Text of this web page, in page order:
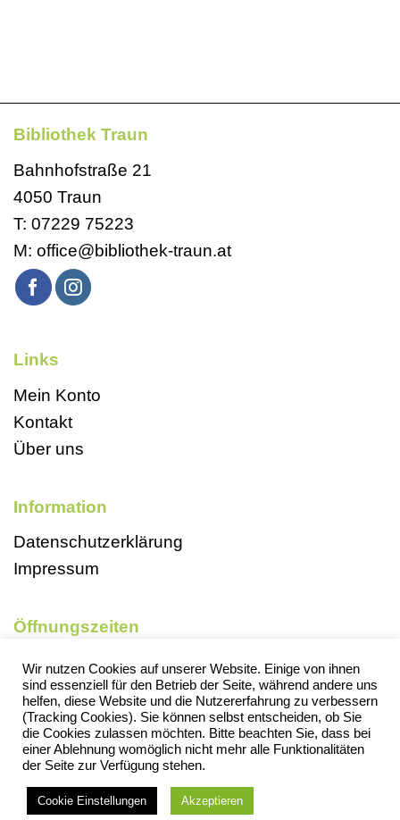
Bibliothek Traun
Bahnhofstraße 21
4050 Traun
T: 07229 75223
M: office@bibliothek-traun.at
Links
Mein Konto
Kontakt
Über uns
Information
Datenschutzerklärung
Impressum
Öffnungszeiten
Mo, So und Feiertags geschlossen
Di 9-18 Uhr
Mi 13-18 Uhr
Do 13-18 Uhr
Fr 13-18 Uhr
Sa 9-13 Uhr
Wir nutzen Cookies auf unserer Website. Einige von ihnen
sind essenziell für den Betrieb der Seite, während andere uns
helfen, diese Website und die Nutzererfahrung zu verbessern
(Tracking Cookies). Sie können selbst entscheiden, ob Sie
die Cookies zulassen möchten. Bitte beachten Sie, dass bei
einer Ablehnung womöglich nicht mehr alle Funktionalitäten
der Seite zur Verfügung stehen.
Cookie Einstellungen Akzeptieren